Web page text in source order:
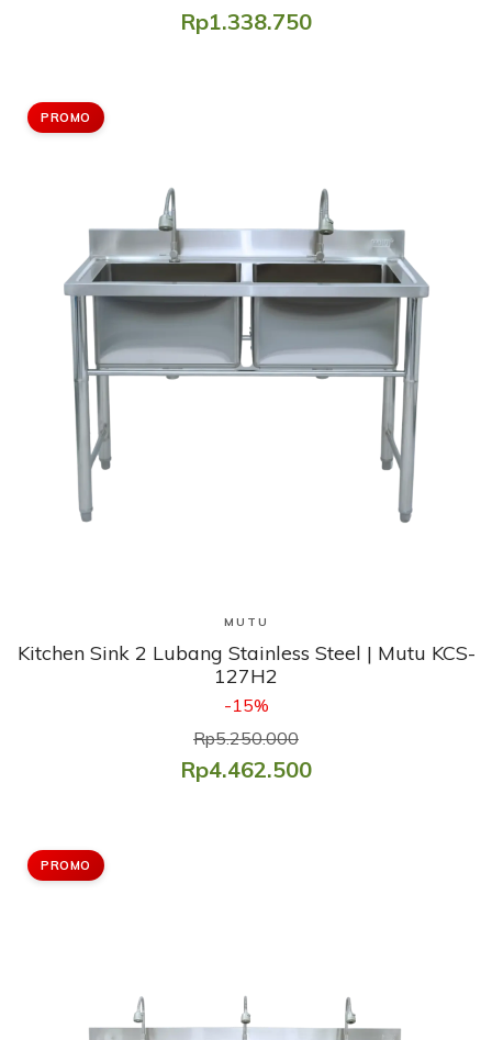
Rp1.338.750
PROMO
Lihat Produk
MUTU
Kitchen Sink 2 Lubang Stainless Steel | Mutu KCS-
127H2
-15%
Rp5.250.000
Rp4.462.500
PROMO